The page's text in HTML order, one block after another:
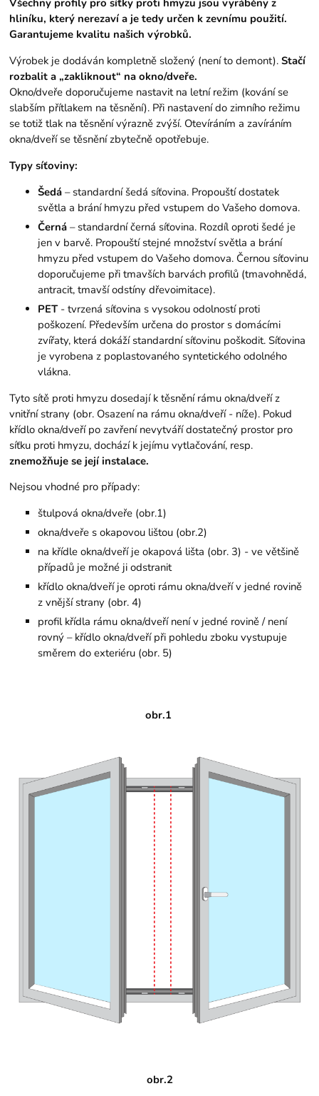
Všechny profily pro síťky proti hmyzu jsou vyráběny z
hliníku, který nerezaví a je tedy určen k zevnímu použití.
Garantujeme kvalitu našich výrobků.
Výrobek je dodáván kompletně složený (není to demont).Stačí
rozbalit a „zakliknout“ na okno/dveře.
Okno/dveře doporučujeme nastavit na letní režim (kování se
slabším přítlakem na těsnění). Při nastavení do zimního režimu
se totiž tlak na těsnění výrazně zvýší. Otevíráním a zavíráním
okna/dveří se těsnění zbytečně opotřebuje.
Typy síťoviny:
Šedá – standardní šedá síťovina. Propouští dostatek
světla a brání hmyzu před vstupem do Vašeho domova.
Černá – standardní černá síťovina. Rozdíl oproti šedé je
jen v barvě. Propouští stejné množství světla a brání
hmyzu před vstupem do Vašeho domova. Černou síťovinu
doporučujeme při tmavších barvách profilů (tmavohnědá,
antracit, tmavší odstíny dřevoimitace).
PET- tvrzená síťovina s vysokou odolností proti
poškození. Především určena do prostor s domácími
zvířaty, která dokáží standardní síťovinu poškodit. Síťovina
je vyrobena z poplastovaného syntetického odolného
vlákna.
Tyto sítě proti hmyzu dosedají k těsnění rámu okna/dveří z
vnitřní strany (obr. Osazení na rámu okna/dveří - níže). Pokud
křídlo okna/dveří po zavření nevytváří dostatečný prostor pro
síťku proti hmyzu, dochází k jejímu vytlačování, resp.
znemožňuje se její instalace.
Nejsou vhodné pro případy:
štulpová okna/dveře (obr.1)
okna/dveře s okapovou lištou (obr.2)
na křídle okna/dveří je okapová lišta (obr. 3) - ve většině
případů je možné ji odstranit
křídlo okna/dveří je oproti rámu okna/dveří v jedné rovině
z vnější strany (obr. 4)
profil křídla rámu okna/dveří není v jedné rovině / není
rovný – křídlo okna/dveří při pohledu zboku vystupuje
směrem do exteriéru (obr. 5)
obr.1
obr.2